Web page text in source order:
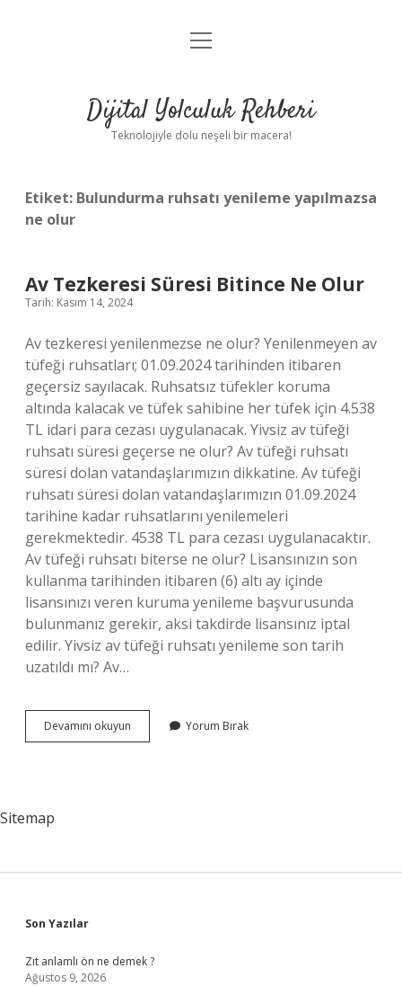
Anasayfa
Yasal Uyarı
menüyü
Dijital Yolculuk Rehberi
Teknolojiyle dolu neşeli bir macera!
Etiket: Bulundurma ruhsatı yenileme yapılmazsa
ne olur
Av Tezkeresi Süresi Bitince Ne Olur
Tarih: Kasım 14, 2024
Av tezkeresi yenilenmezse ne olur? Yenilenmeyen av
tüfeği ruhsatları; 01.09.2024 tarihinden itibaren
geçersiz sayılacak. Ruhsatsız tüfekler koruma
altında kalacak ve tüfek sahibine her tüfek için 4.538
TL idari para cezası uygulanacak. Yivsiz av tüfeği
ruhsatı süresi geçerse ne olur? Av tüfeği ruhsatı
süresi dolan vatandaşlarımızın dikkatine. Av tüfeği
ruhsatı süresi dolan vatandaşlarımızın 01.09.2024
tarihine kadar ruhsatlarını yenilemeleri
gerekmektedir. 4538 TL para cezası uygulanacaktır.
Av tüfeği ruhsatı biterse ne olur? Lisansınızın son
kullanma tarihinden itibaren (6) altı ay içinde
lisansınızı veren kuruma yenileme başvurusunda
bulunmanız gerekir, aksi takdirde lisansınız iptal
edilir. Yivsiz av tüfeği ruhsatı yenileme son tarih
uzatıldı mı? Av…
Devamını okuyun
Tezkeresi
Yorum Bırak
Sitemap
Sidebar
Son Yazılar
Zıt anlamlı ön ne demek ?
Ağustos 9, 2026